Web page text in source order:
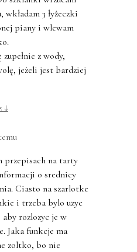
3 łyżeczki
piany i wlewam
zupełnie z wody,
jeżeli jest bardziej
↓
przepisach na tarty
o srednicy
Ciasto na szarlotke
i trzeba bylo uzyc
rozlozyc je w
Jaka funkcje ma
zoltko, bo nie